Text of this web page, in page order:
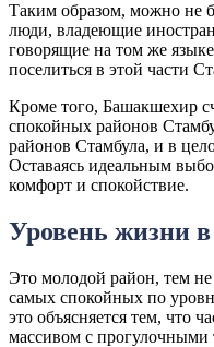
Таким образом, можно не
люди, владеющие
говорящие на том же
поселиться в этой части
Кроме того, Башакшехир
спокойных районов
районов Стамбула, и в
Оставаясь идеальным
комфорт и спокойствие.
Уровень жизни
Это молодой район, тем
самых спокойных по
это объясняется тем, что
массивом с прогулочными